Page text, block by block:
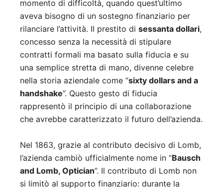
momento di difficoltà, quando quest’ultimo
aveva bisogno di un sostegno finanziario per
rilanciare l’attività. Il prestito di sessanta dollari,
concesso senza la necessità di stipulare
contratti formali ma basato sulla fiducia e su
una semplice stretta di mano, divenne celebre
nella storia aziendale come “sixty dollars and a
handshake”. Questo gesto di fiducia
rappresentò il principio di una collaborazione
che avrebbe caratterizzato il futuro dell’azienda.
Nel 1863, grazie al contributo decisivo di Lomb,
l’azienda cambiò ufficialmente nome in “Bausch
and Lomb, Optician”. Il contributo di Lomb non
si limitò al supporto finanziario: durante la